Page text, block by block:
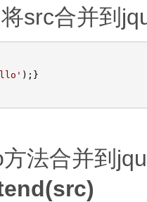
合并到
' );}
合并到